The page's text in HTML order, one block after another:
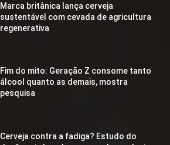
Marca britânica lança cerveja
sustentável com cevada de agricultura
regenerativa
Fim do mito: Geração Z consome tanto
álcool quanto as demais, mostra
pesquisa
Cerveja contra a fadiga? Estudo do